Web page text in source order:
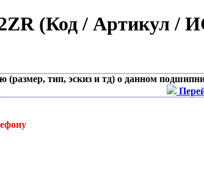
(Код / Артикул /
тип, эскиз и тд) о данном